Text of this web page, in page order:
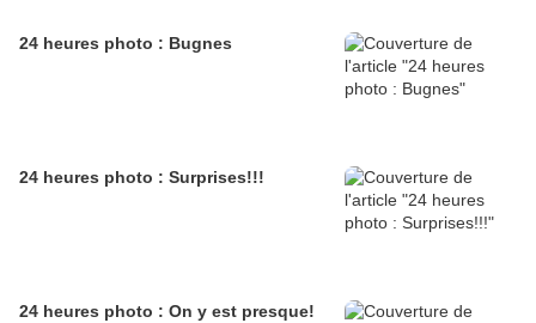
24 heures photo : Bugnes
24 heures photo : Surprises!!!
24 heures photo : On y est presque!